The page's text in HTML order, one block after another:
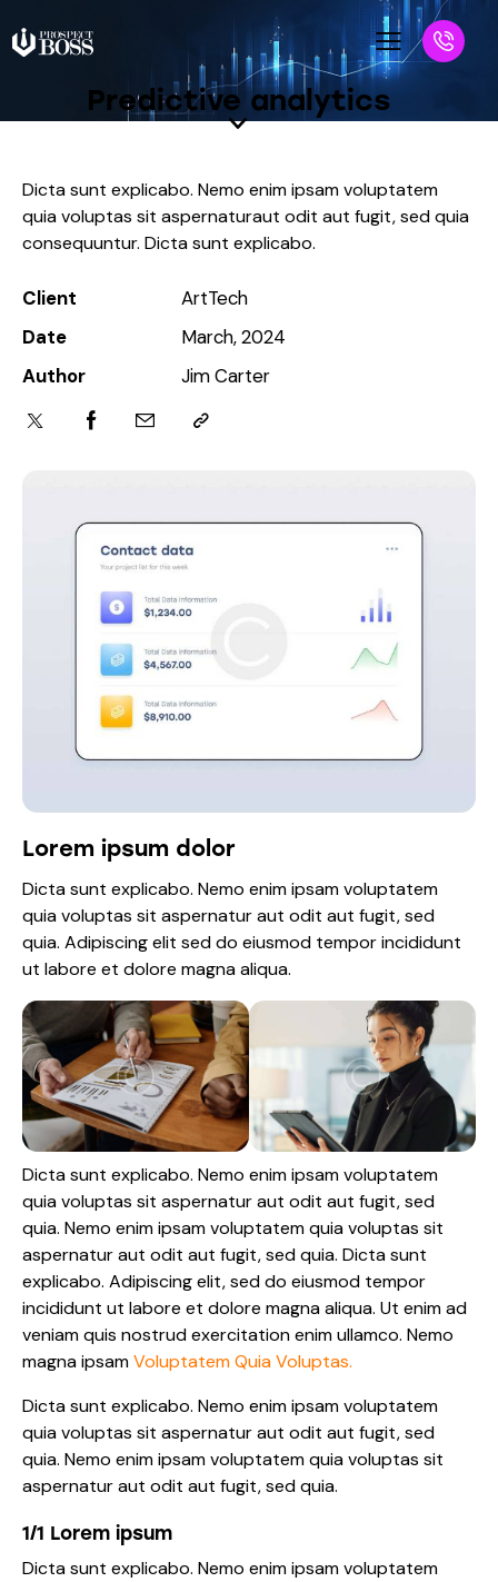
Predictive analytics
Dicta sunt explicabo. Nemo enim ipsam voluptatem
quia voluptas sit aspernaturaut odit aut fugit, sed quia
consequuntur. Dicta sunt explicabo.
Client
ArtTech
Date
March, 2024
Author
Jim Carter
Lorem ipsum dolor
Dicta sunt explicabo. Nemo enim ipsam voluptatem
quia voluptas sit aspernatur aut odit aut fugit, sed
quia. Adipiscing elit sed do eiusmod tempor incididunt
ut labore et dolore magna aliqua.
Dicta sunt explicabo. Nemo enim ipsam voluptatem
quia voluptas sit aspernatur aut odit aut fugit, sed
quia. Nemo enim ipsam voluptatem quia voluptas sit
aspernatur aut odit aut fugit, sed quia. Dicta sunt
explicabo. Adipiscing elit, sed do eiusmod tempor
incididunt ut labore et dolore magna aliqua. Ut enim ad
veniam quis nostrud exercitation enim ullamco. Nemo
magna ipsamVoluptatem Quia Voluptas.
Dicta sunt explicabo. Nemo enim ipsam voluptatem
quia voluptas sit aspernatur aut odit aut fugit, sed
quia. Nemo enim ipsam voluptatem quia voluptas sit
aspernatur aut odit aut fugit, sed quia.
1/1 Lorem ipsum
Dicta sunt explicabo. Nemo enim ipsam voluptatem